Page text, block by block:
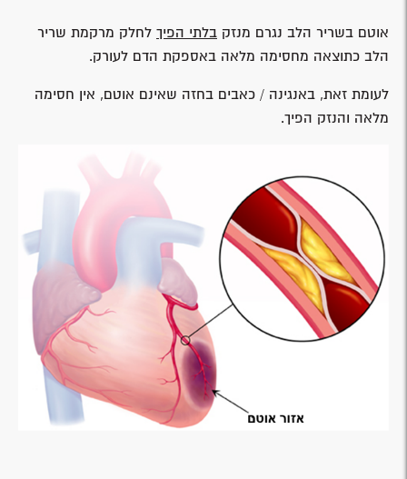
אוטם בשריר הלב נגרם מנזק בלתי הפיך לחלק מרקמת שריר
הלב כתוצאה מחסימה מלאה באספקת הדם לעורק.
לעומת זאת, באנגינה / כאבים בחזה שאינם אוטם, אין חסימה
מלאה והנזק הפיך.